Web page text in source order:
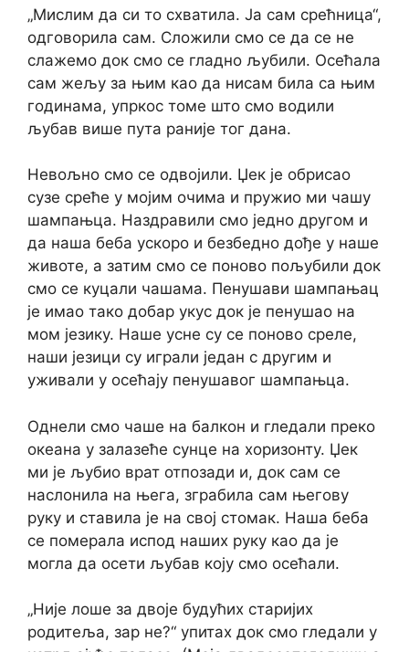
„Мислим да си то схватила. Ја сам срећница“,
одговорила сам. Сложили смо се да се не
слажемо док смо се гладно љубили. Осећала
сам жељу за њим као да нисам била са њим
годинама, упркос томе што смо водили
љубав више пута раније тог дана.
Невољно смо се одвојили. Џек је обрисао
сузе среће у мојим очима и пружио ми чашу
шампањца. Наздравили смо једно другом и
да наша беба ускоро и безбедно дође у наше
животе, а затим смо се поново пољубили док
смо се куцали чашама. Пенушави шампањац
је имао тако добар укус док је пенушао на
мом језику. Наше усне су се поново среле,
наши језици су играли један с другим и
уживали у осећају пенушавог шампањца.
Однели смо чаше на балкон и гледали преко
океана у залазеће сунце на хоризонту. Џек
ми је љубио врат отпозади и, док сам се
наслонила на њега, зграбила сам његову
руку и ставила је на свој стомак. Наша беба
се померала испод наших руку као да је
могла да осети љубав коју смо осећали.
„Није лоше за двоје будућих старијих
родитеља, зар не?“ упитах док смо гледали у